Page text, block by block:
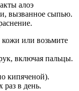
алоэ
вызванное сыпью.
кожи или возьмите
включая пальцы.
кипяченой).
раз в день.